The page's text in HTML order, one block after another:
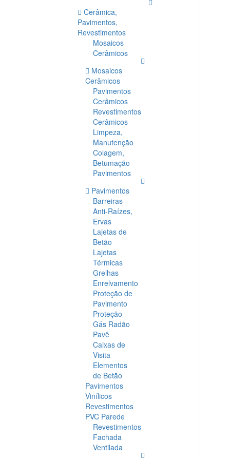
Cerâmica,
Pavimentos,
Revestimentos
Mosaicos
Cerâmicos
Mosaicos
Cerâmicos
Pavimentos
Cerâmicos
Revestimentos
Cerâmicos
Limpeza,
Manutenção
Colagem,
Betumação
Pavimentos
Pavimentos
Barreiras
Anti-Raízes,
Ervas
Lajetas de
Betão
Lajetas
Térmicas
Grelhas
Enrelvamento
Proteção de
Pavimento
Proteção
Gás Radão
Pavê
Caixas de
Visita
Elementos
de Betão
Pavimentos
Vinílicos
Revestimentos
PVC Parede
Revestimentos
Fachada
Ventilada